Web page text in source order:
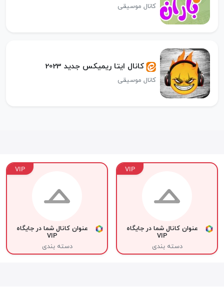
کانال موسیقی
کانال ایتا ریمیکس جدید 2023
کانال موسیقی
VIP
عنوان کانال شما در جایگاه
VIP
دسته بندی
VIP
عنوان کانال شما در جایگاه
VIP
دسته بندی